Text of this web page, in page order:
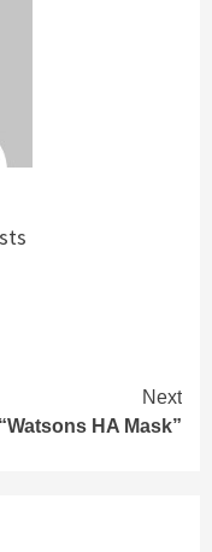
Next
HA Mask”